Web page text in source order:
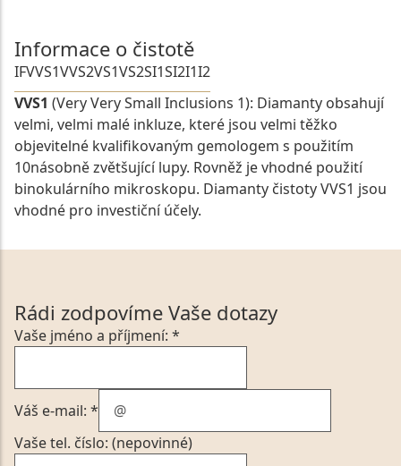
Informace o čistotě
IFVVS1VVS2VS1VS2SI1SI2I1I2
VVS1 (Very Very Small Inclusions 1): Diamanty obsahují
velmi, velmi malé inkluze, které jsou velmi těžko
objevitelné kvalifikovaným gemologem s použitím
10násobně zvětšující lupy. Rovněž je vhodné použití
binokulárního mikroskopu. Diamanty čistoty VVS1 jsou
vhodné pro investiční účely.
Rádi zodpovíme Vaše dotazy
Vaše jméno a příjmení: *
Váš e-mail: *
Vaše tel. číslo: (nepovinné)